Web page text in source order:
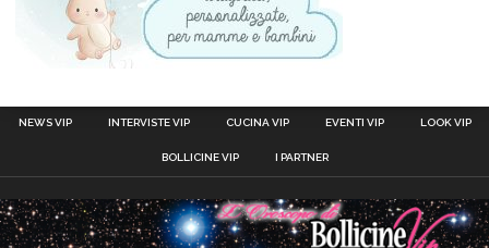
NEWS VIP INTERVISTE VIP CUCINA VIP EVENTI VIP LOOK VIP
BOLLICINE VIP I PARTNER